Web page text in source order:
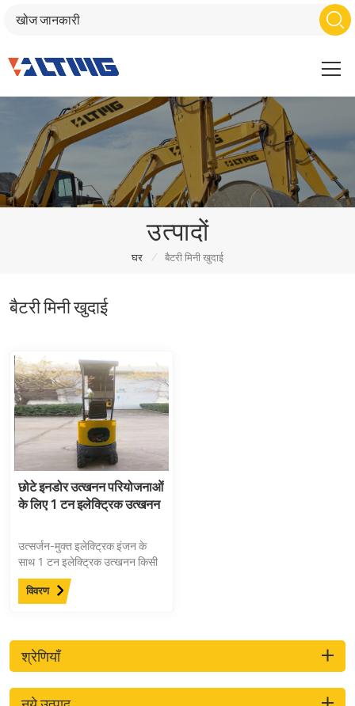
उत्पादों
घर / बैटरी मिनी खुदाई
बैटरी मिनी खुदाई
छोटे इनडोर उत्खनन परियोजनाओं
के लिए 1 टन इलेक्ट्रिक उत्खनन
उत्सर्जन-मुक्त इलेक्ट्रिक इंजन के
साथ 1 टन इलेक्ट्रिक उत्खनन किसी
भी इनडोर उत्खनन कार्यों को
कुशलतापूर्वक और सुरक्षित रूप से पूरा
के लिए आदर्श बनाता है।
विवरण
श्रेणियाँ